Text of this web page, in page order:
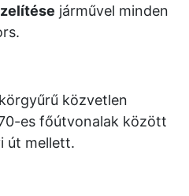
járművel minden
közvetlen
es főútvonalak között
út mellett.